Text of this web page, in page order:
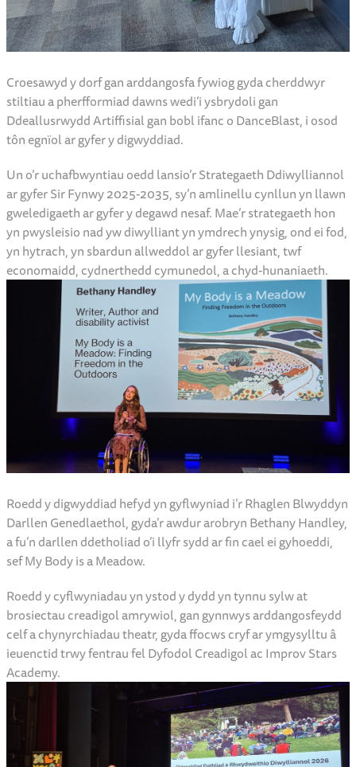
Croesawyd y dorf gan arddangosfa fywiog gyda cherddwyr
stiltiau a pherfformiad dawns wedi’i ysbrydoli gan
Ddeallusrwydd Artiffisial gan bobl ifanc o DanceBlast, i osod
tôn egnïol ar gyfer y digwyddiad.
Un o’r uchafbwyntiau oedd lansio’r Strategaeth Ddiwylliannol
ar gyfer Sir Fynwy 2025-2035, sy’n amlinellu cynllun yn llawn
gweledigaeth ar gyfer y degawd nesaf. Mae’r strategaeth hon
yn pwysleisio nad yw diwylliant yn ymdrech ynysig, ond ei fod,
yn hytrach, yn sbardun allweddol ar gyfer llesiant, twf
economaidd, cydnerthedd cymunedol, a chyd-hunaniaeth.
Roedd y digwyddiad hefyd yn gyflwyniad i’r Rhaglen Blwyddyn
Darllen Genedlaethol, gyda’r awdur arobryn Bethany Handley,
a fu’n darllen ddetholiad o’i llyfr sydd ar fin cael ei gyhoeddi,
sef My Body is a Meadow.
Roedd y cyflwyniadau yn ystod y dydd yn tynnu sylw at
brosiectau creadigol amrywiol, gan gynnwys arddangosfeydd
celf a chynyrchiadau theatr, gyda ffocws cryf ar ymgysylltu â
ieuenctid trwy fentrau fel Dyfodol Creadigol ac Improv Stars
Academy.